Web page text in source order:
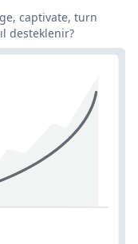
captivate, turn
desteklenir?